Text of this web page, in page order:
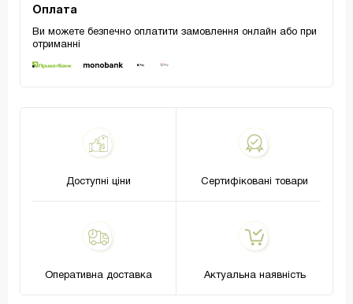
Оплата
Ви можете безпечно оплатити замовлення онлайн або при
отриманні
Доступні ціни Сертифіковані товари
Оперативна доставка Актуальна наявність